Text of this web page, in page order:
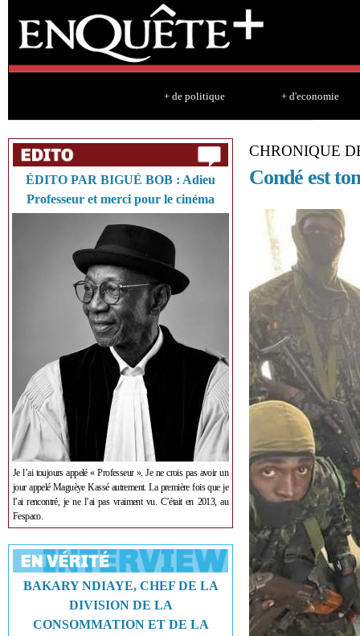
+ de politique + d'economie
ÉDITO PAR BIGUÉ BOB : Adieu
Professeur et merci pour le cinéma
Je l’ai toujours appelé « Professeur ». Je ne crois pas avoir un
jour appelé Maguèye Kassé autrement. La première fois que je
l’ai rencontré, je ne l’ai pas vraiment vu. C’était en 2013, au
Fespaco.
BAKARY NDIAYE, CHEF DE LA
DIVISION DE LA
CONSOMMATION ET DE LA
CHRONIQUE
Condé est